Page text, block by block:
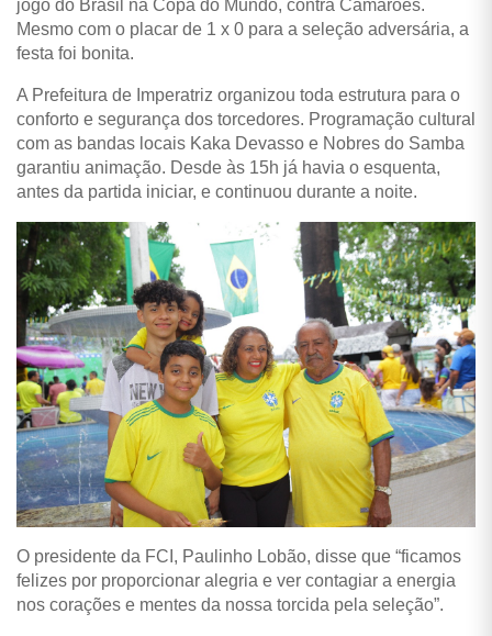
jogo do Brasil na Copa do Mundo, contra Camarões.
Mesmo com o placar de 1 x 0 para a seleção adversária, a
festa foi bonita.
A Prefeitura de Imperatriz organizou toda estrutura para o
conforto e segurança dos torcedores. Programação cultural
com as bandas locais Kaka Devasso e Nobres do Samba
garantiu animação. Desde às 15h já havia o esquenta,
antes da partida iniciar, e continuou durante a noite.
O presidente da FCI, Paulinho Lobão, disse que “ficamos
felizes por proporcionar alegria e ver contagiar a energia
nos corações e mentes da nossa torcida pela seleção”.